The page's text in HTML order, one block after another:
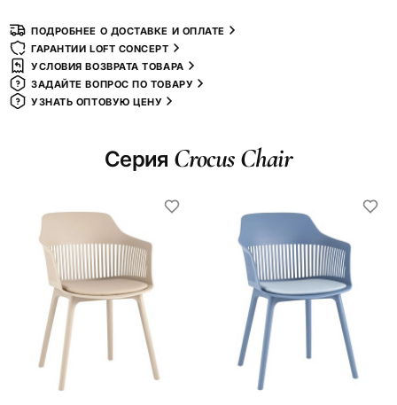
ПОДРОБНЕЕ О ДОСТАВКЕ И ОПЛАТЕ
ГАРАНТИИ LOFT CONCEPT
УСЛОВИЯ ВОЗВРАТА ТОВАРА
ЗАДАЙТЕ ВОПРОС ПО ТОВАРУ
УЗНАТЬ ОПТОВУЮ ЦЕНУ
Серия Crocus Chair